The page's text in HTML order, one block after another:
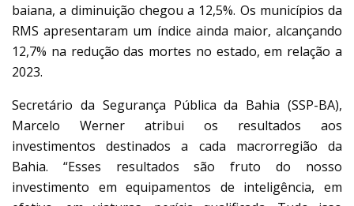
baiana, a diminuição chegou a 12,5%. Os municípios da
RMS apresentaram um índice ainda maior, alcançando
12,7% na redução das mortes no estado, em relação a
2023.
Secretário da Segurança Pública da Bahia (SSP-BA),
Marcelo Werner atribui os resultados aos
investimentos destinados a cada macrorregião da
Bahia. “Esses resultados são fruto do nosso
investimento em equipamentos de inteligência, em